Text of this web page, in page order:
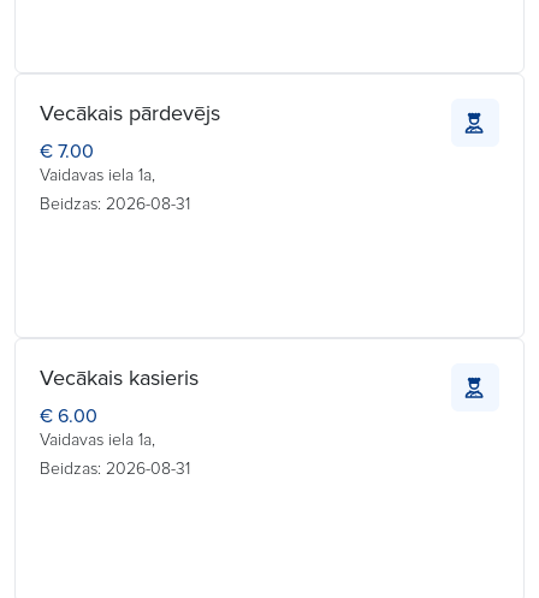
Vecākais pārdevējs
€ 7.00
Vaidavas iela 1a,
Beidzas: 2026-08-31
Vecākais kasieris
€ 6.00
Vaidavas iela 1a,
Beidzas: 2026-08-31